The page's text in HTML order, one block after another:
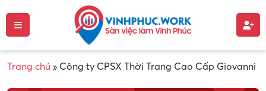
Trang chủ » Công ty CPSX Thời Trang Cao Cấp Giovanni